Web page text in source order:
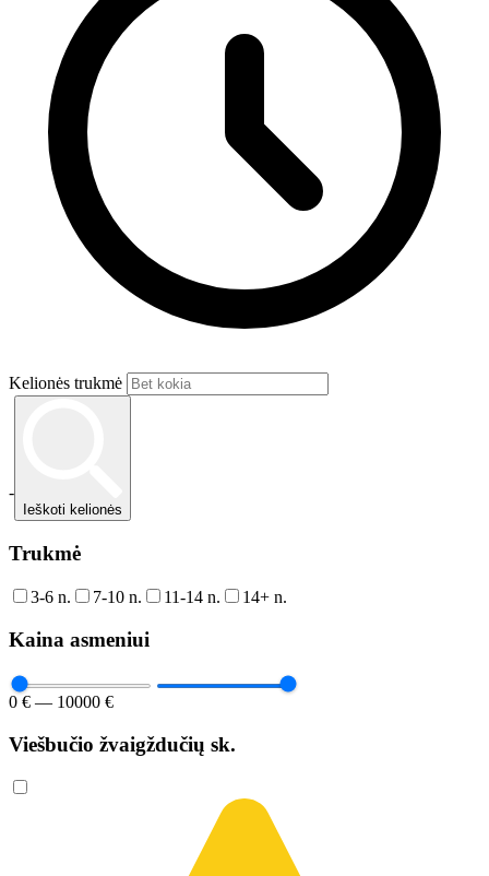
Kelionės trukmė
-
Ieškoti kelionės
Trukmė
3-6 n. 7-10 n. 11-14 n. 14+ n.
Kaina asmeniui
0 € — 10000 €
Viešbučio žvaigždučių sk.